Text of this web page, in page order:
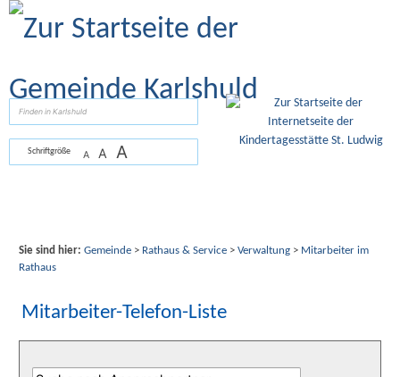
Zum Inhalt
Schriftgröße A A A
Sie sind hier: Gemeinde> Rathaus & Service> Verwaltung> Mitarbeiter im
Rathaus
Mitarbeiter-Telefon-Liste